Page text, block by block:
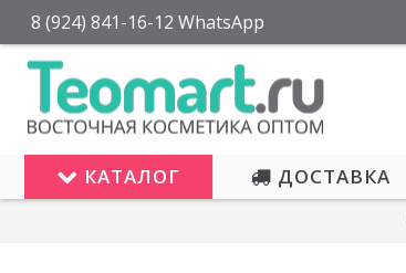
8 (924) 841-16-12 WhatsApp
КАТАЛОГ ДОСТАВКА